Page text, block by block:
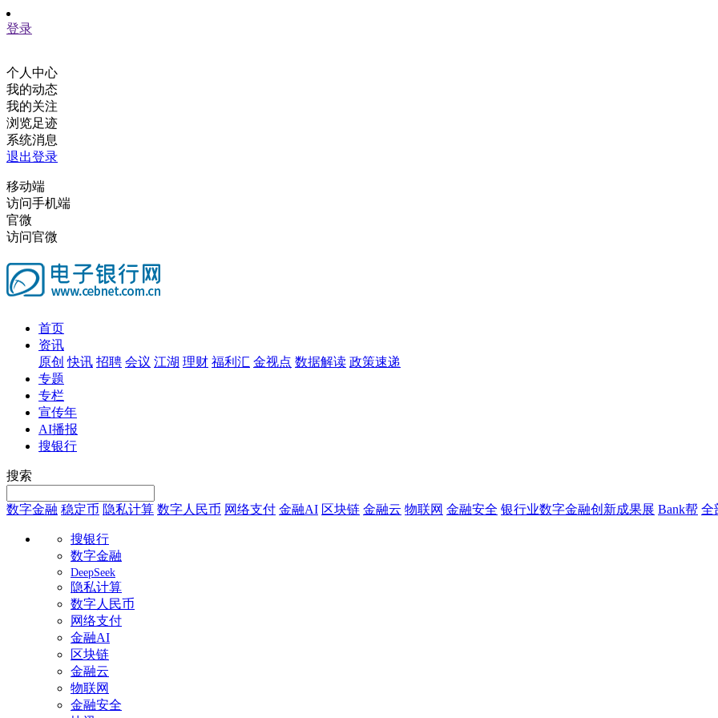
登录
个人中心
我的动态
我的关注
浏览足迹
系统消息
退出登录
移动端
访问手机端
官微
访问官微
首页
资讯
原创 快讯 招聘 会议 江湖 理财 福利汇 金视点 数据解读 政策速递
专题
专栏
宣传年
AI播报
搜银行
搜索
数字金融 稳定币 隐私计算 数字人民币 网络支付 金融AI 区块链 金融云 物联网 金融安全 银行业数字金融创新成果展 Bank帮 全
搜银行
数字金融
DeepSeek
隐私计算
数字人民币
网络支付
金融AI
区块链
金融云
物联网
金融安全